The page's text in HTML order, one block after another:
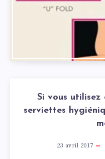
Si vous utilisez
serviettes
23 avril 2017